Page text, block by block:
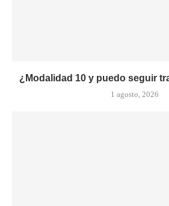
¿Modalidad 10 y puedo seguir
1 agosto, 2026